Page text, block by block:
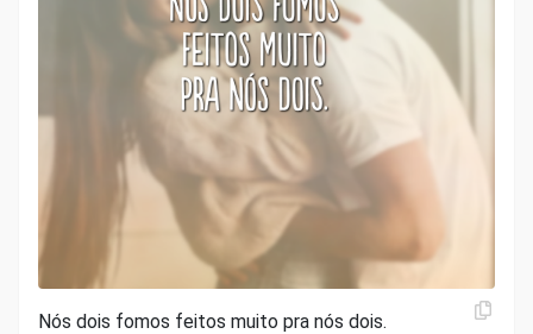
Nós dois fomos feitos muito pra nós dois.